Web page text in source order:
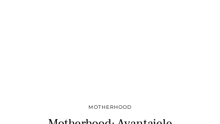
MOTHERHOOD